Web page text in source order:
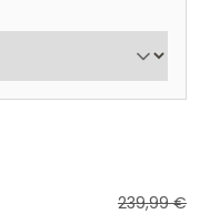
239,99 €